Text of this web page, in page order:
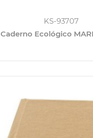
KS-93707
Caderno Ecológico